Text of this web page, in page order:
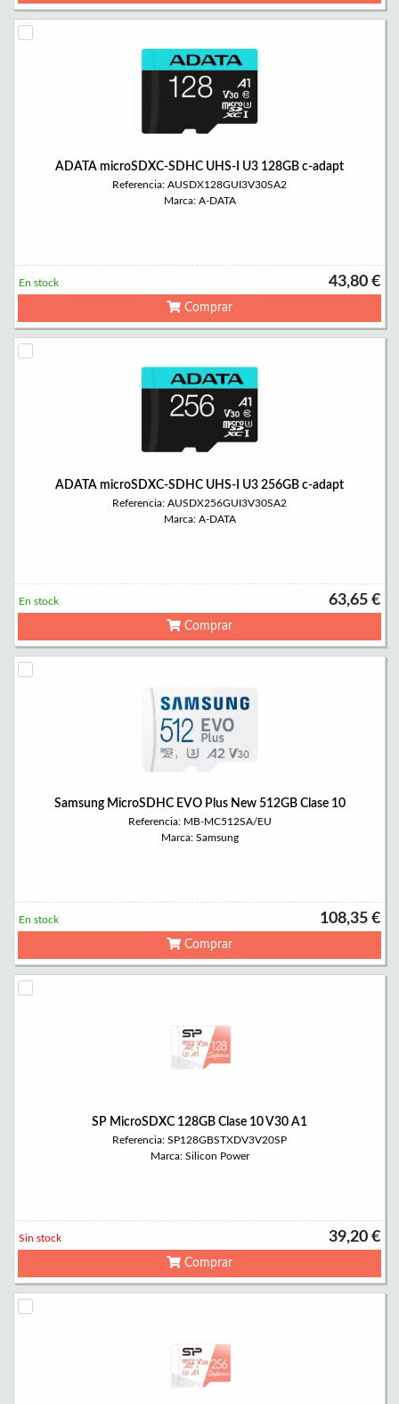
ADATA microSDXC-SDHC UHS-I U3 128GB c-adapt
Referencia: AUSDX128GUI3V30SA2
Marca: A-DATA
43,80 €
En stock
Comprar
ADATA microSDXC-SDHC UHS-I U3 256GB c-adapt
Referencia: AUSDX256GUI3V30SA2
Marca: A-DATA
63,65 €
En stock
Comprar
Samsung MicroSDHC EVO Plus New 512GB Clase 10
Referencia: MB-MC512SA/EU
Marca: Samsung
108,35 €
En stock
Comprar
SP MicroSDXC 128GB Clase 10 V30 A1
Referencia: SP128GBSTXDV3V20SP
Marca: Silicon Power
39,20 €
Sin stock
Comprar